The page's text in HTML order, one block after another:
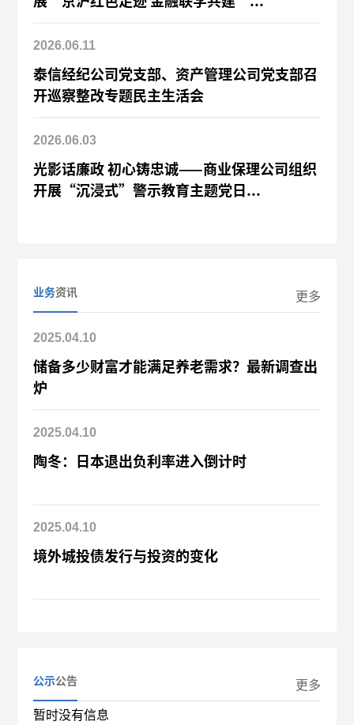
2026.06.11
泰信经纪公司党支部、资产管理公司党支部召
开巡察整改专题民主生活会
2026.06.03
光影话廉政 初心铸忠诚——商业保理公司组织
开展“沉浸式”警示教育主题党日...
业务资讯
2025.04.10
储备多少财富才能满足养老需求？最新调查出
炉
2025.04.10
陶冬：日本退出负利率进入倒计时
2025.04.10
境外城投债发行与投资的变化
更多
公示公告
暂时没有信息
更多